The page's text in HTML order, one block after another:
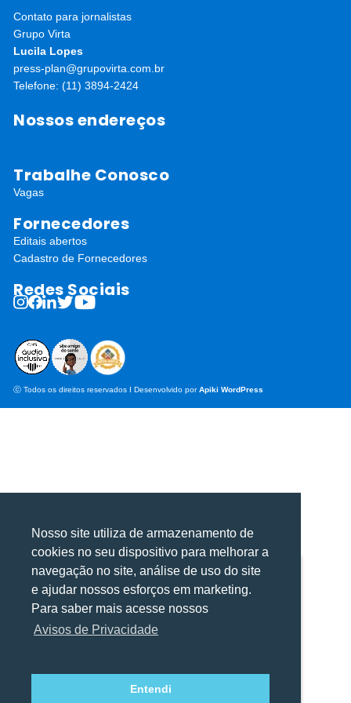
Utilizamos cookies para oferecer melhor
experiência, melhorar o desempenho, analisar
como você interage em nosso site e
personalizar conteúdo.
Utilizamos cookies para oferecer melhor
experiência, melhorar o desempenho, analisar
como você interage em nosso site e
personalizar conteúdo.
Contato para jornalistas
Grupo Virta
Lucila Lopes
press-plan@grupovirta.com.br
Telefone: (11) 3894-2424
Nossos endereços
Trabalhe Conosco
Vagas
Fornecedores
Editais abertos
Cadastro de Fornecedores
Redes Sociais
ⓒ Todos os direitos reservados I Desenvolvido porApiki WordPress
Nosso site utiliza de armazenamento de
cookies no seu dispositivo para melhorar a
navegação no site, análise de uso do site
e ajudar nossos esforços em marketing.
Para saber mais acesse nossos
Avisos de Privacidade
Entendi